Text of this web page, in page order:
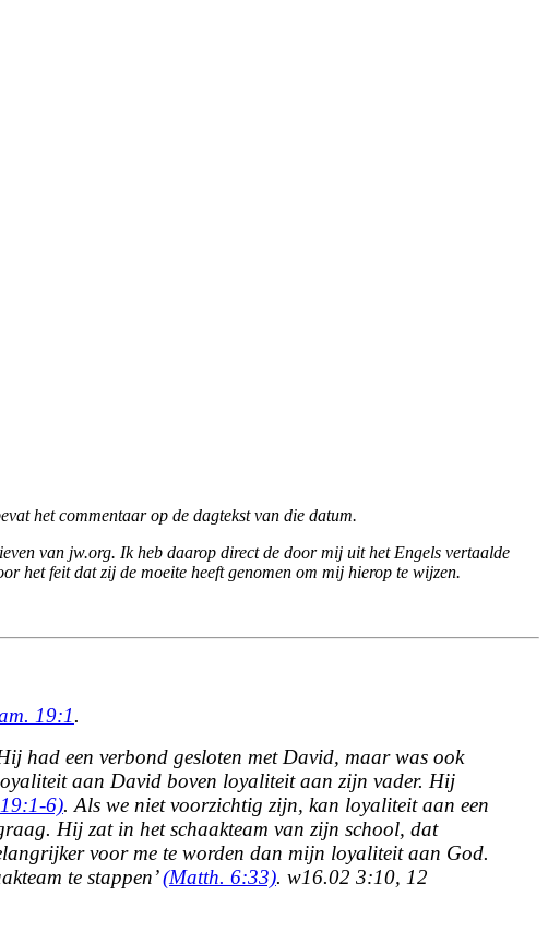
het commentaar op de dagtekst van die datum.
van jw.org. Ik heb daarop direct de door mij uit het Engels vertaalde
het feit dat zij de moeite heeft genomen om mij hierop te wijzen.
19:1.
had een verbond gesloten met David, maar was ook
aan David boven loyaliteit aan zijn vader. Hij
6). Als we niet voorzichtig zijn, kan loyaliteit aan een
Hij zat in het schaakteam van zijn school, dat
voor me te worden dan mijn loyaliteit aan God.
te stappen’(Matth. 6:33). w16.02 3:10, 12